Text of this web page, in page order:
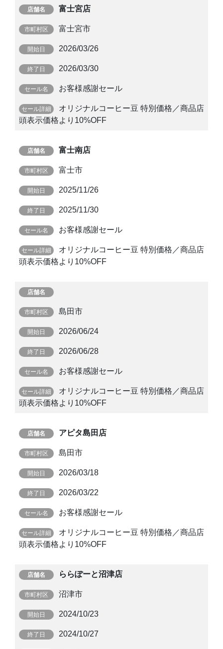
富士宮店
富士宮市
2026/03/26
2026/03/30
お客様感謝セール
オリジナルコーヒー豆 特別価格／商品店
頭表示価格より10%OFF
富士南店
富士市
2025/11/26
2025/11/30
お客様感謝セール
オリジナルコーヒー豆 特別価格／商品店
頭表示価格より10%OFF
島田市
2026/06/24
2026/06/28
お客様感謝セール
オリジナルコーヒー豆 特別価格／商品店
頭表示価格より10%OFF
アピタ島田店
島田市
2026/03/18
2026/03/22
お客様感謝セール
オリジナルコーヒー豆 特別価格／商品店
頭表示価格より10%OFF
ららぽーと沼津店
沼津市
2024/10/23
2024/10/27